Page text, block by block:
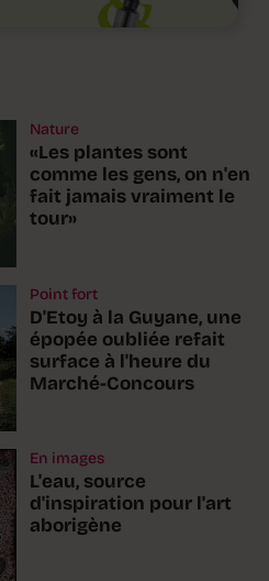
Nature
«Les plantes sont
comme les gens, on n'en
fait jamais vraiment le
tour»
Point fort
D'Etoy à la Guyane, une
épopée oubliée refait
surface à l'heure du
Marché-Concours
En images
L'eau, source
d'inspiration pour l'art
aborigène